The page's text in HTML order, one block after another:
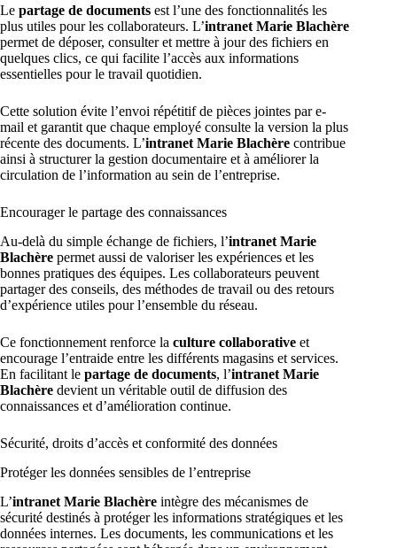
Le partage de documents est l’une des fonctionnalités les
plus utiles pour les collaborateurs. L’intranet Marie Blachère
permet de déposer, consulter et mettre à jour des fichiers en
quelques clics, ce qui facilite l’accès aux informations
essentielles pour le travail quotidien.
Cette solution évite l’envoi répétitif de pièces jointes par e-
mail et garantit que chaque employé consulte la version la plus
récente des documents. L’intranet Marie Blachère contribue
ainsi à structurer la gestion documentaire et à améliorer la
circulation de l’information au sein de l’entreprise.
Encourager le partage des connaissances
Au-delà du simple échange de fichiers, l’intranet Marie
Blachère permet aussi de valoriser les expériences et les
bonnes pratiques des équipes. Les collaborateurs peuvent
partager des conseils, des méthodes de travail ou des retours
d’expérience utiles pour l’ensemble du réseau.
Ce fonctionnement renforce la culture collaborative et
encourage l’entraide entre les différents magasins et services.
En facilitant le partage de documents, l’intranet Marie
Blachère devient un véritable outil de diffusion des
connaissances et d’amélioration continue.
Sécurité, droits d’accès et conformité des données
Protéger les données sensibles de l’entreprise
L’intranet Marie Blachère intègre des mécanismes de
sécurité destinés à protéger les informations stratégiques et les
données internes. Les documents, les communications et les